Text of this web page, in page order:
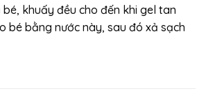
khuấy đều cho đến khi gel tan
bé bằng nước này, sau đó xả sạch